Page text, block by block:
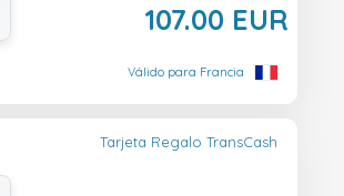
107.00 EUR
Válido para Francia
Tarjeta Regalo TransCash